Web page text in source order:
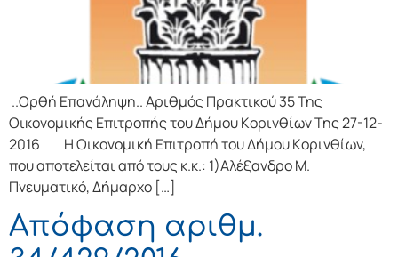
..Ορθή Επανάληψη.. Αριθμός Πρακτικού 35 Της
Οικονομικής Επιτρoπής τoυ Δήμoυ Κoριvθίωv Της 27-12-
2016 Η Οικονομική Επιτρoπή τoυ Δήμoυ Κoριvθίωv,
πoυ απoτελείται από τoυς κ.κ.: 1)Αλέξανδρο Μ.
Πνευματικό, Δήμαρχo […]
Απόφαση αριθμ.